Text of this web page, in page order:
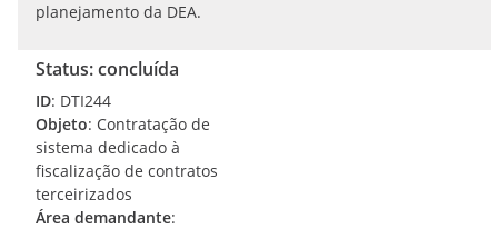
planejamento da DEA.
Status: concluída
ID: DTI244
Objeto: Contratação de
sistema dedicado à
fiscalização de contratos
terceirizados
Área demandante: